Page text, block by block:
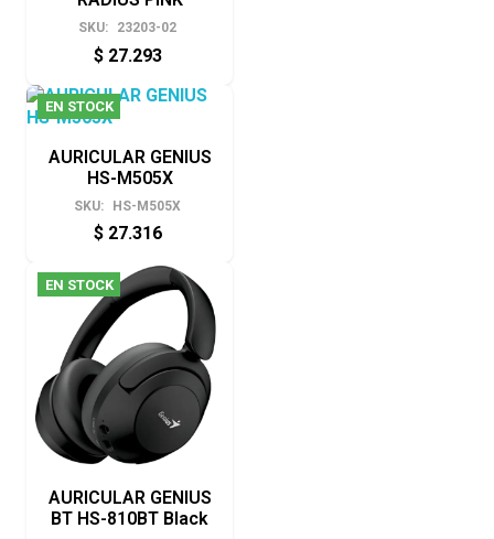
SKU: 23203-02
$ 27.293
EN STOCK
AURICULAR GENIUS
HS-M505X
SKU: HS-M505X
$ 27.316
EN STOCK
AURICULAR GENIUS
BT HS-810BT Black